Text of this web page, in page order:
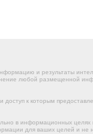
и результаты
любой размещенной
к которым
в информационных
для ваших целей и